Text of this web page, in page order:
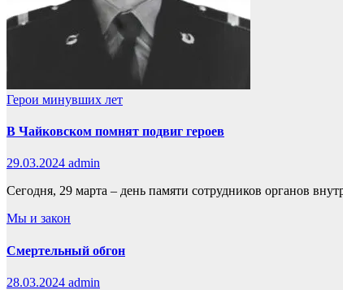
Герои минувших лет
В Чайковском помнят подвиг героев
29.03.2024 admin
Сегодня, 29 марта – день памяти сотрудников органов
Мы и закон
Смертельный обгон
28.03.2024 admin